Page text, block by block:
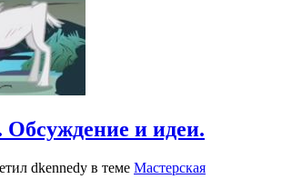
Обсуждение и идеи.
dkennedy в теме Мастерская